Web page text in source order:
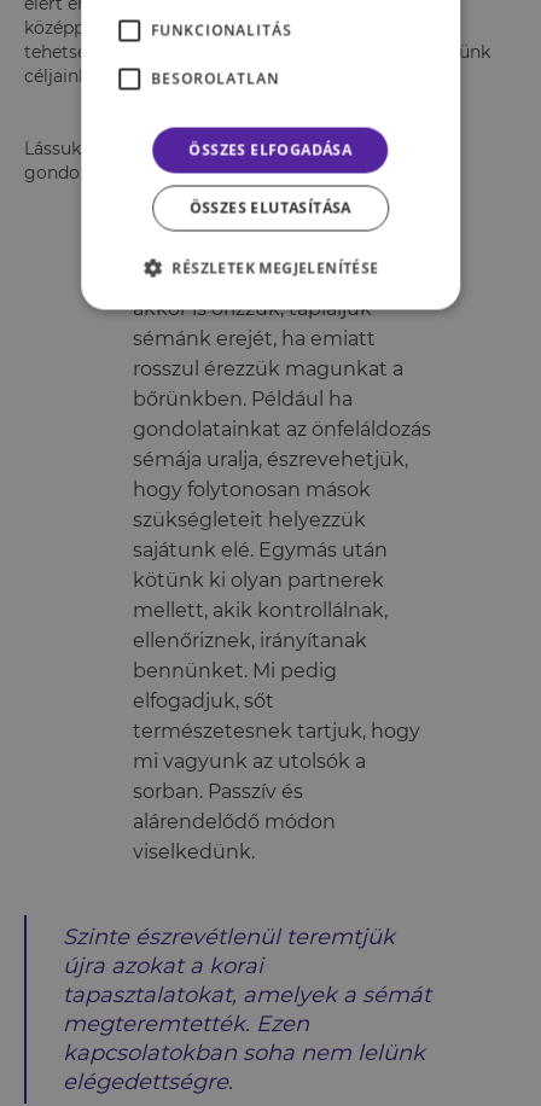
középpontba. Ilyenkor azt éljük meg, hogy
tehetségtelenek vagyunk, így inkább bele sem kezdünk
céljaink megvalósításába.
Lássuk, milyen automatikus reakciók uralhatják
gondolkodásunkat ezekben a helyzetekben!
megfelelően viselkedünk,
akkor is őrizzük, tápláljuk
sémánk erejét, ha emiatt
rosszul érezzük magunkat a
bőrünkben. Például ha
gondolatainkat az önfeláldozás
sémája uralja, észrevehetjük,
hogy folytonosan mások
szükségleteit helyezzük
sajátunk elé. Egymás után
kötünk ki olyan partnerek
mellett, akik kontrollálnak,
ellenőriznek, irányítanak
bennünket. Mi pedig
elfogadjuk, sőt
természetesnek tartjuk, hogy
mi vagyunk az utolsók a
sorban. Passzív és
alárendelődő módon
viselkedünk.
Szinte észrevétlenül teremtjük
újra azokat a korai
tapasztalatokat, amelyek a sémát
megteremtették. Ezen
kapcsolatokban soha nem lelünk
elégedettségre.
FUNKCIONALITÁS
BESOROLATLAN
ÖSSZES ELFOGADÁSA
ÖSSZES ELUTASÍTÁSA
RÉSZLETEK MEGJELENÍTÉSE